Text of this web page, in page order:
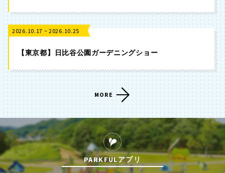
2026.10.17 ~ 2026.10.25
【東京都】日比谷公園ガーデニングショー
MORE
PARKFULアプリ